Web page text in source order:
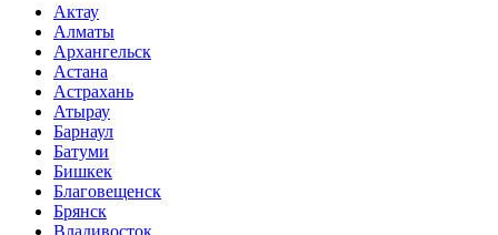
Актау
Алматы
Архангельск
Астана
Астрахань
Атырау
Барнаул
Батуми
Бишкек
Благовещенск
Брянск
Владивосток